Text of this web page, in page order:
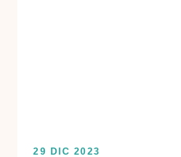
29 DIC 2023